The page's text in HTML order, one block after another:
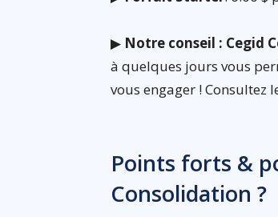
▶ Notre conseil : Cegid
à quelques jours vous
vous engager ! Consultez
Points forts &
Consolidation ?